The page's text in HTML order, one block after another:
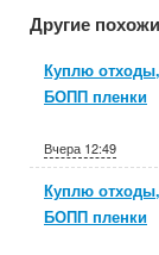
Другие
Куплю
БОПП пленки
Вчера 12:49
Куплю
БОПП пленки